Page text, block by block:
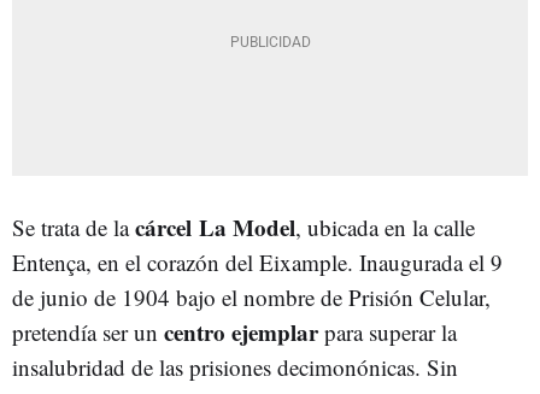
Se trata de lacárcel La Model, ubicada en la calle
Entença, en el corazón del Eixample. Inaugurada el 9
de junio de 1904 bajo el nombre de Prisión Celular,
pretendía ser un centro ejemplarpara superar la
insalubridad de las prisiones decimonónicas. Sin